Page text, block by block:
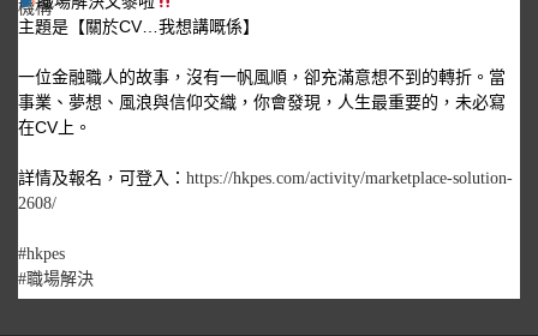
主題是【關於CV…我想講嘅係】
一位金融職人的故事，沒有一帆風順，卻充滿意想不到的轉折。當
事業、夢想、風浪與信仰交織，你會發現，人生最重要的，未必寫
在CV上。
詳情及報名，可登入： https://hkpes.com/activity/marketplace-solution-
2608/
#hkpes
#職場解決